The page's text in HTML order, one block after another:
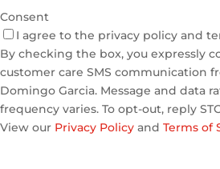
Consent
I agree to the privacy policy and
By checking the box, you expressly
customer care SMS communication
Domingo Garcia. Message and data
frequency varies. To opt-out, reply
View our Privacy Policy and Terms of